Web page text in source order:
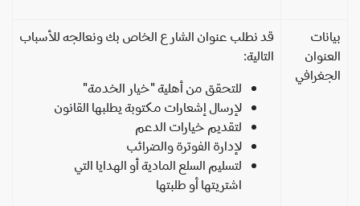
قد نطلب عنوان الشارع الخاص بك ونعالجه للأسباب
التالية:
للتحقق من أهلية "خيار الخدمة"
لإرسال إشعارات مكتوبة يطلبها القانون
لتقديم خيارات الدعم
لإدارة الفوترة والضرائب
لتسليم السلع المادية أو الهدايا التي
اشتريتها أو طلبتها